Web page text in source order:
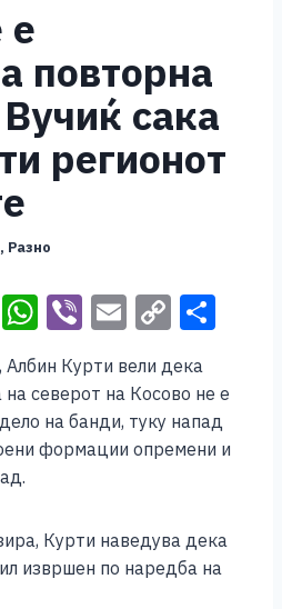
е
повторна
Вучиќ сака
регионот
, Разно
X W
at
s
A
p
Vi
er
E
ai
l
C
p
y
Li
k
ar
e
Курти вели дека
северот на Косово не е
на банди, туку напад
формации опремени и
Курти наведува дека
извршен по наредба на